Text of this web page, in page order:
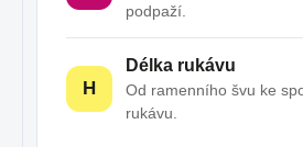
podpaží.
H
Délka rukávu
Od ramenního švu ke
rukávu.